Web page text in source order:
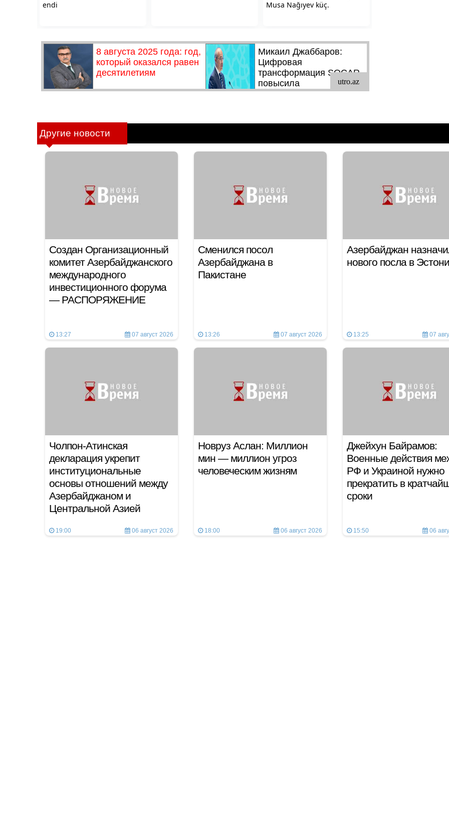
Другие новости
Создан Организационный
комитет Азербайджанского
международного
инвестиционного форума
— РАСПОРЯЖЕНИЕ
13:27 07 август 2026
Сменился посол
Азербайджана в
Пакистане
13:26 07 август 2026
Азербайджан
нового посла в
13:25 07
Чолпон-Атинская
декларация укрепит
институциональные
основы отношений между
Азербайджаном и
Центральной Азией
19:00 06 август 2026
Новруз Аслан: Миллион
мин — миллион угроз
человеческим жизням
18:00 06 август 2026
Джейхун Байрамов:
Военные действия
РФ и Украиной нужно
прекратить в
сроки
15:50 06